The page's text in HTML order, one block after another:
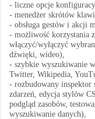
- liczne opcje
- menedżer skrótów
- obsługa gestów i akcji
- możliwość korzystania
włączyć/wyłączyć
dźwięki, wideo),
- szybkie wyszukiwanie
Twitter, Wikipedia,
- rozbudowany inspektor
zdarzeń, edycja stylów
podgląd zasobów,
wyszukiwanie danych),